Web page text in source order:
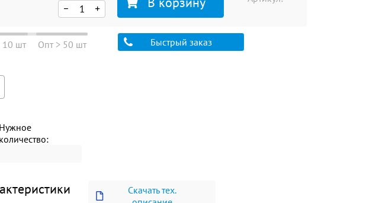
Быстрый заказ
10 шт Опт > 50 шт
Нужное
количество:
Скачать тех.